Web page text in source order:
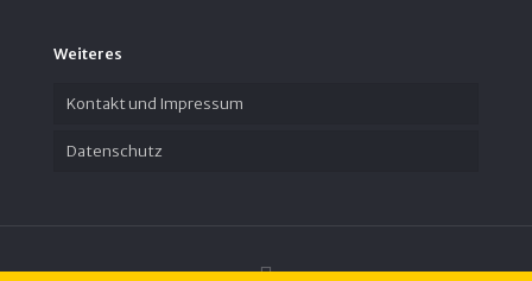
Weiteres
Kontakt und Impressum
Datenschutz